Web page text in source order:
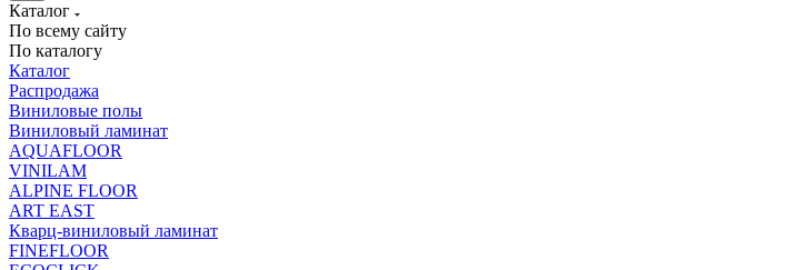
Каталог
По всему сайту
По каталогу
Каталог
Распродажа
Виниловые полы
Виниловый ламинат
AQUAFLOOR
VINILAM
ALPINE FLOOR
ART EAST
Кварц-виниловый ламинат
FINEFLOOR